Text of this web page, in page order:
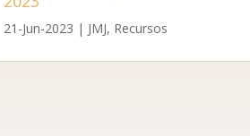
21-Jun-2023 | JMJ, Recursos